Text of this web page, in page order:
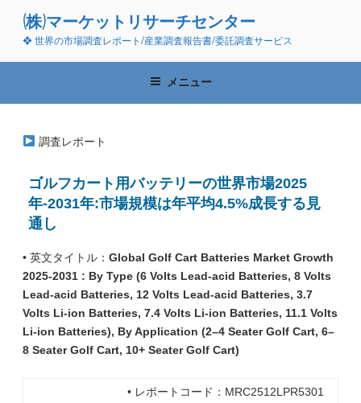
ン
(株)マーケットリサーチセンター
❖ 世界の市場調査レポート/産業調査報告書/委託調査サービス
メニュー
調査レポート
ゴルフカート用バッテリーの世界市場2025
年-2031年:市場規模は年平均4.5%成長する見
通し
• 英文タイトル： Global Golf Cart Batteries Market Growth
2025-2031 : By Type (6 Volts Lead-acid Batteries, 8 Volts
Lead-acid Batteries, 12 Volts Lead-acid Batteries, 3.7
Volts Li-ion Batteries, 7.4 Volts Li-ion Batteries, 11.1 Volts
Li-ion Batteries), By Application (2–4 Seater Golf Cart, 6–
8 Seater Golf Cart, 10+ Seater Golf Cart)
• レポートコード：MRC2512LPR5301